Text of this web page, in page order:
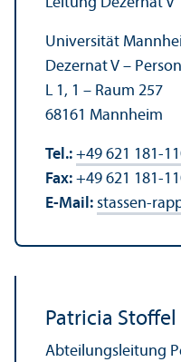
Universität
Dezernat V –
L 1, 1 – Raum 257
68161 Mannheim
Tel.: +49 621 181-
Fax: +49 621 181-
E-Mail: stassen-
Patricia Stoffel
Abteilungs­leitung